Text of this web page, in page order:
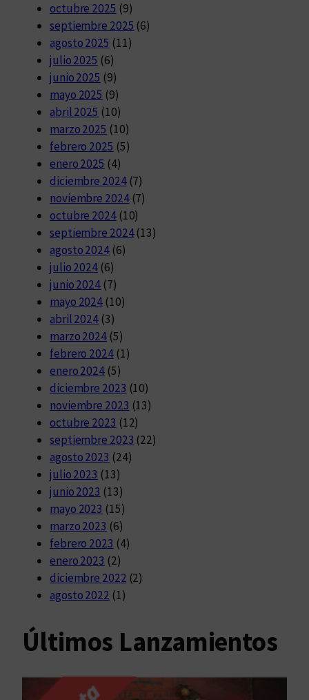
octubre 2025 (9)
septiembre 2025 (6)
agosto 2025 (11)
julio 2025 (6)
junio 2025 (9)
mayo 2025 (9)
abril 2025 (10)
marzo 2025 (10)
febrero 2025 (5)
enero 2025 (4)
diciembre 2024(7)
noviembre 2024(7)
octubre 2024(10)
septiembre 2024(13)
agosto 2024(6)
julio 2024 (6)
junio 2024 (7)
mayo 2024 (10)
abril 2024 (3)
marzo 2024 (5)
febrero 2024(1)
enero 2024 (5)
diciembre 2023 (10)
noviembre 2023 (13)
octubre 2023 (12)
septiembre 2023 (22)
agosto 2023 (24)
julio 2023 (13)
junio 2023 (13)
mayo 2023 (15)
marzo 2023 (6)
febrero 2023 (4)
enero 2023 (2)
diciembre 2022 (2)
agosto 2022 (1)
Últimos Lanzamientos